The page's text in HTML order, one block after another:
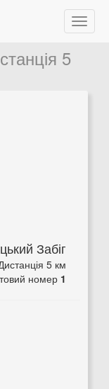
5
Забіг
5 км
номер 1